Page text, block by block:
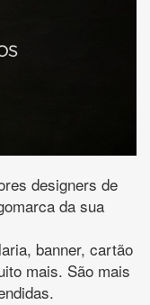
designers de
da sua
banner, cartão
mais. São mais